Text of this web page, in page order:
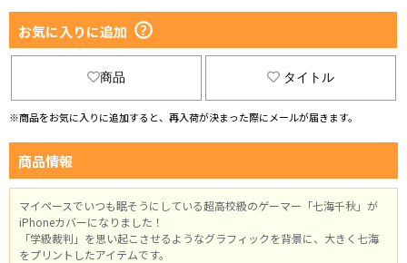
お気に入りに追加
商品 タイトル
※商品をお気に入りに追加すると、再入荷が決まった際にメールが届きます。
商品情報
マイペースでいつも眠そうにしている超高校級のゲーマー「七海千秋」が
iPhoneカバーになりました！
「学級裁判」を思い起こさせるようなグラフィックを背景に、大きく七海
をプリントしたアイテムです。